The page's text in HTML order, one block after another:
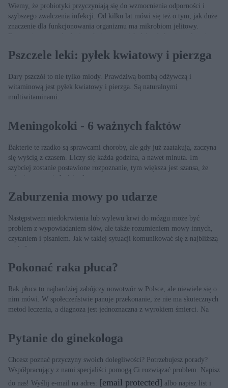
Wiemy, że probiotyki przyczyniają się do wzmocnienia odporności i
szybszego zwalczenia infekcji. Od kilku lat mówi się też o tym, jak duże
znaczenie dla funkcjonowania organizmu ma mikrobiom jelitowy.
Fascynujące nowe badania mówią o tym, jak dobre bakterie wpływają na
Pszczele leki: pyłek kwiatowy i pierzga
Dary pszczół to nie tylko miody. Prawdziwą bombą odżywczą i
witaminową jest pyłek kwiatowy i pierzga. Są naturalnymi
multiwitaminami.
Meningokoki - 6 ważnych faktów
Bakterie te rzadko są sprawcami choroby, ale gdy już zaatakują, zaczyna
się wyścig z czasem. Liczy się każda godzina, a nawet minuta. Im
szybciej zostanie postawione rozpoznanie, tym większa jest szansa, że
wdrożona terapia będzie skuteczna.
Zaburzenia mowy po udarze
Następstwem niedokrwienia lub wylewu krwi do mózgu może być
problem z wypowiadaniem słów, ale także rozumieniem mowy innych,
czytaniem i pisaniem. Jak w takiej sytuacji komunikować się z najbliższą
osobą?
Pokonać raka płuca?
Rak płuca to najbardziej zabójczy nowotwór w Polsce, ale niewiele się o
nim mówi. W społeczeństwie panuje przekonanie, że nie ma skutecznych
metod leczenia, a diagnoza jest jednoznaczna z wyrokiem śmierci. Na
szczęście, to się zmieniło. Rak płuca, podobnie jak wiele innych
Pytanie do ginekologa
Chcesz poznać przyczyny swoich dolegliwości? Potrzebujesz porady?
Współpracujący z nami specjaliści pomogą Ci rozwiązać problem. Napisz
do nas! Wyślij e-mail na adres: [email protected] albo napisz list i